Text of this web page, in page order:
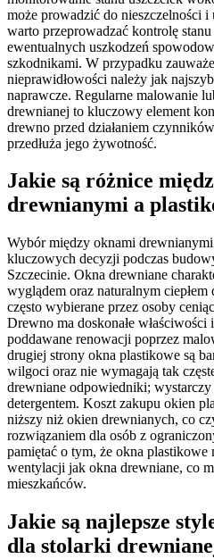
może prowadzić do nieszczelności i
warto przeprowadzać kontrolę
ewentualnych uszkodzeń
szkodnikami. W przypadku
nieprawidłowości należy jak
naprawcze. Regularne malowanie
drewnianej to kluczowy element
drewno przed działaniem
przedłuża jego żywotność.
Jakie są różnice
drewnianymi a
Wybór między oknami
kluczowych decyzji podczas
Szczecinie. Okna drewniane
wyglądem oraz naturalnym ciepłem
często wybierane przez osoby
Drewno ma doskonałe
poddawane renowacji poprzez
drugiej strony okna plastikowe są
wilgoci oraz nie wymagają tak
drewniane odpowiedniki;
detergentem. Koszt zakupu okien
niższy niż okien drewnianych, co
rozwiązaniem dla osób z
pamiętać o tym, że okna plastikowe
wentylacji jak okna drewniane, co
mieszkańców.
Jakie są najlepsze
dla stolarki